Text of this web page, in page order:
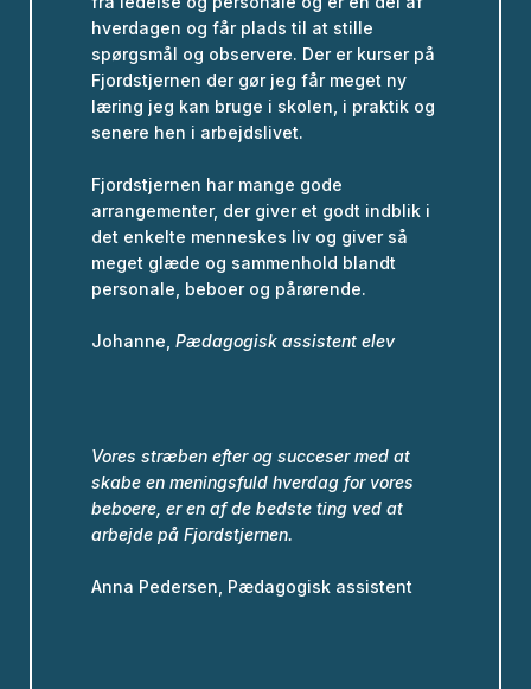
hverdagen og får plads til at stille
spørgsmål og observere. Der er kurser på
Fjordstjernen der gør jeg får meget ny
læring jeg kan bruge i skolen, i praktik og
senere hen i arbejdslivet.
Fjordstjernen har mange gode
arrangementer, der giver et godt indblik i
det enkelte menneskes liv og giver så
meget glæde og sammenhold blandt
personale, beboer og pårørende.
Johanne, Pædagogisk assistent elev
Vores stræben efter og succeser med at
skabe en meningsfuld hverdag for vores
beboere, er en af de bedste ting ved at
arbejde på Fjordstjernen.
Anna Pedersen, Pædagogisk assistent